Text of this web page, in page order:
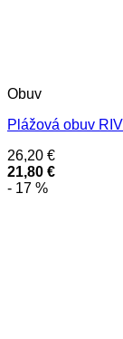
Obuv
Plážová obuv
26,20 €
21,80 €
- 17 %